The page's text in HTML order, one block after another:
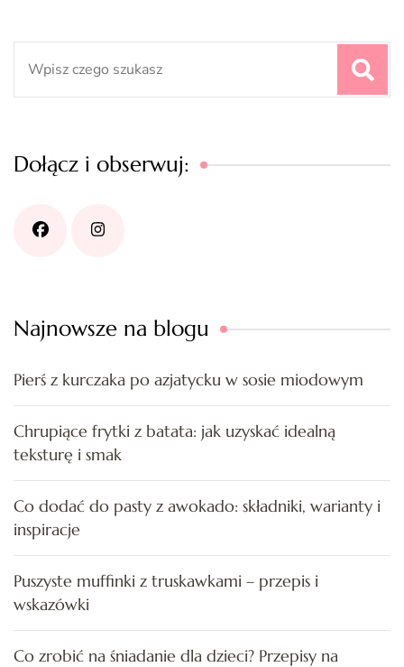
Dołącz i obserwuj:
Najnowsze na blogu
Pierś z kurczaka po azjatycku w sosie miodowym
Chrupiące frytki z batata: jak uzyskać idealną
teksturę i smak
Co dodać do pasty z awokado: składniki, warianty i
inspiracje
Puszyste muffinki z truskawkami – przepis i
wskazówki
Co zrobić na śniadanie dla dzieci? Przepisy na